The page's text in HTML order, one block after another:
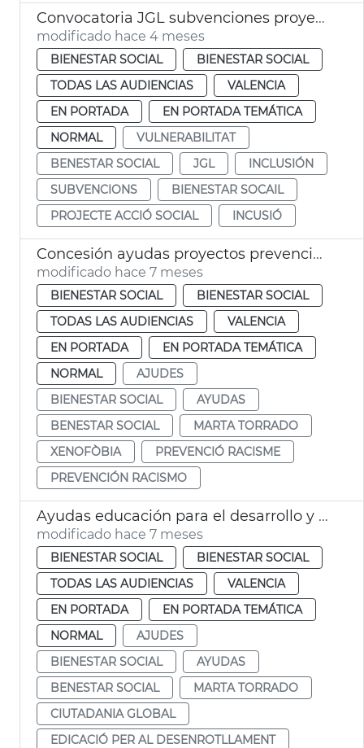
Convocatoria JGL subvenciones proyectes acción social Ayuntamiento València
modificado hace 4 meses
BIENESTAR SOCIAL
BIENESTAR SOCIAL
TODAS LAS AUDIENCIAS
VALENCIA
EN PORTADA
EN PORTADA TEMÁTICA
NORMAL
VULNERABILITAT
BENESTAR SOCIAL
JGL
INCLUSIÓN
SUBVENCIONS
BIENESTAR SOCAIL
PROJECTE ACCIÓ SOCIAL
INCUSIÓ
Concesión ayudas proyectos prevención racismo y xenofobia 2025
modificado hace 7 meses
BIENESTAR SOCIAL
BIENESTAR SOCIAL
TODAS LAS AUDIENCIAS
VALENCIA
EN PORTADA
EN PORTADA TEMÁTICA
NORMAL
AJUDES
BIENESTAR SOCIAL
AYUDAS
BENESTAR SOCIAL
MARTA TORRADO
XENOFÒBIA
PREVENCIÓ RACISME
PREVENCIÓN RACISMO
Ayudas educación para el desarrollo y para la ciudadanía global 2025
modificado hace 7 meses
BIENESTAR SOCIAL
BIENESTAR SOCIAL
TODAS LAS AUDIENCIAS
VALENCIA
EN PORTADA
EN PORTADA TEMÁTICA
NORMAL
AJUDES
BIENESTAR SOCIAL
AYUDAS
BENESTAR SOCIAL
MARTA TORRADO
CIUTADANIA GLOBAL
EDICACIÓ PER AL DESENROTLLAMENT